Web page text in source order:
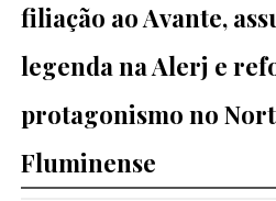
filiação ao Avante,
legenda na Alerj e
protagonismo no
Fluminense